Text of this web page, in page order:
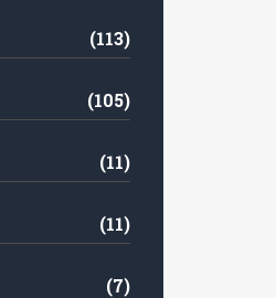
(113)
(105)
(11)
(11)
(7)